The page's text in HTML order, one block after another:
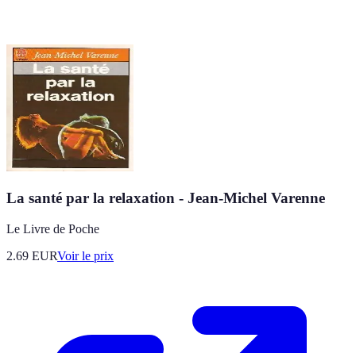
La santé par la relaxation - Jean-Michel Varenne
Le Livre de Poche
2.69 EURVoir le prix